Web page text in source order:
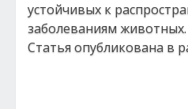
устойчивых к
заболеваниям животных.
Статья опубликована в